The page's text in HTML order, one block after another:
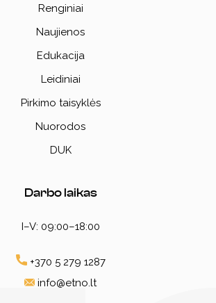
Renginiai
Naujienos
Edukacija
Leidiniai
Pirkimo taisyklės
Nuorodos
DUK
Darbo laikas
I–V: 09:00–18:00
+370 5 279 1287
info@etno.lt